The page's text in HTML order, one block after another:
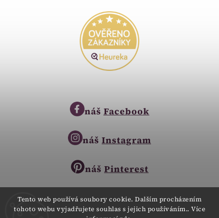
Tento web používá soubory cookie. Dalším procházením
tohoto webu vyjadřujete souhlas s jejich používáním.. Více
náš Facebook
náš Instagram
náš Pinterest
Copyright © 2023